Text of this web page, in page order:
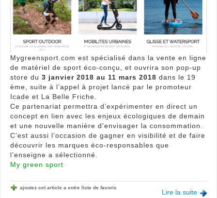
Mygreensport.com est spécialisé dans la vente en ligne
de matériel de sport éco-conçu, et ouvrira son pop-up
store du 3 janvier 2018 au 11 mars 2018 dans le 19
ème, suite à l’appel à projet lancé par le promoteur
Icade et La Belle Friche.
Ce partenariat permettra d’expérimenter en direct un
concept en lien avec les enjeux écologiques de demain
et une nouvelle manière d’envisager la consommation.
C’est aussi l’occasion de gagner en visibilité et de faire
découvrir les marques éco-responsables que
l’enseigne a sélectionné.
My green sport
Lire la suite
ajoutez cet article a votre liste de favoris